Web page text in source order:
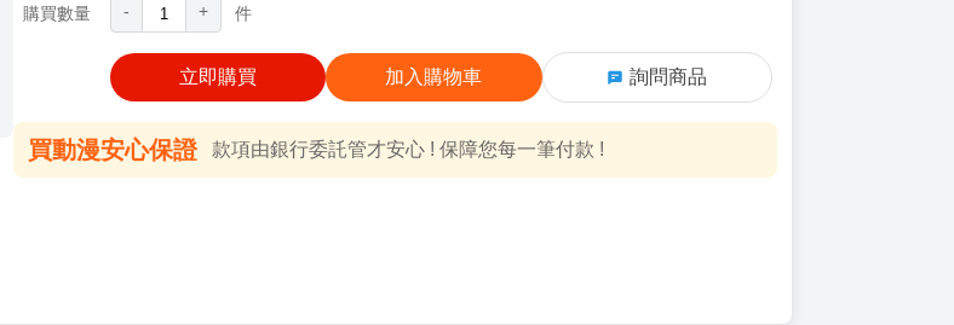
購買數量 - + 件
立即購買 加入購物車 詢問商品
買動漫安心保證 款項由銀行委託管才安心 ! 保障您每一筆付款 !